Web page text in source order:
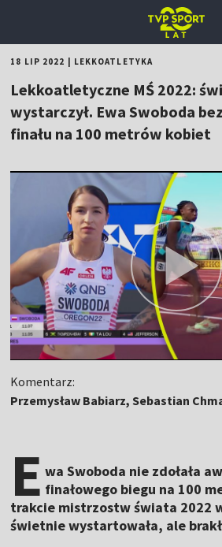
18 LIP 2022 LEKKOATLETYKA
Lekkoatletyczne MŚ 2022:
wystarczył. Ewa Swoboda
finału na 100 metrów kobiet
Komentarz:
Przemysław Babiarz, Sebastian
E wa Swoboda nie zdołała
finałowego biegu na 100
trakcie mistrzostw świata 2022
świetnie wystartowała, ale